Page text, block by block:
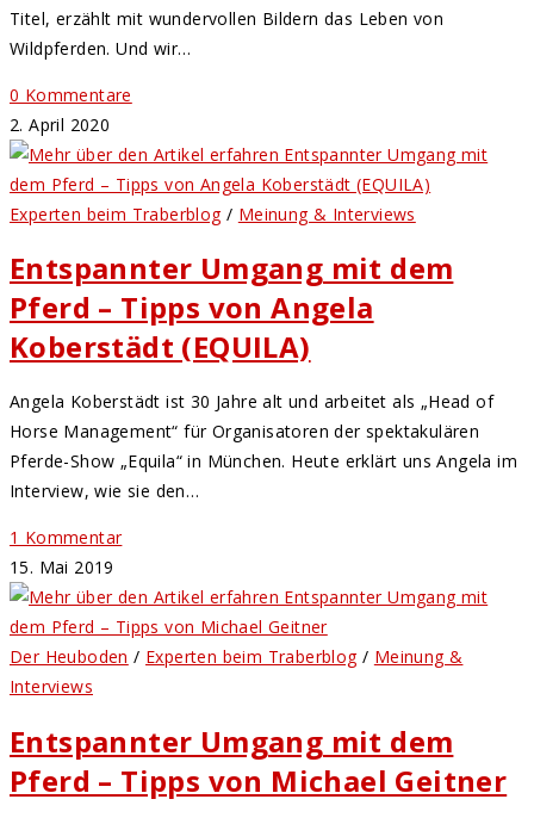
Titel, erzählt mit wundervollen Bildern das Leben von
Wildpferden. Und wir…
0 Kommentare
2. April 2020
Experten beim Traberblog/ Meinung & Interviews
Entspannter Umgang mit dem
Pferd – Tipps von Angela
Koberstädt (EQUILA)
Angela Koberstädt ist 30 Jahre alt und arbeitet als „Head of
Horse Management“ für Organisatoren der spektakulären
Pferde-Show „Equila“ in München. Heute erklärt uns Angela im
Interview, wie sie den…
1 Kommentar
15. Mai 2019
Der Heuboden / Experten beim Traberblog/ Meinung &
Interviews
Entspannter Umgang mit dem
Pferd – Tipps von Michael Geitner